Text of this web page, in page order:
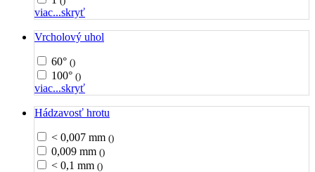
viac...skryť
Vrcholový uhol
60° ()
100° ()
viac...skryť
Hádzavosť hrotu
< 0,007 mm ()
0,009 mm ()
< 0,1 mm ()